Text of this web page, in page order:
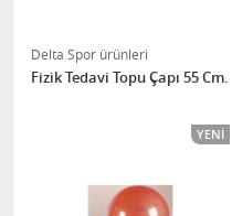
Delta Spor ürünleri
Fizik Tedavi Topu Çapı 55 Cm.
YENI